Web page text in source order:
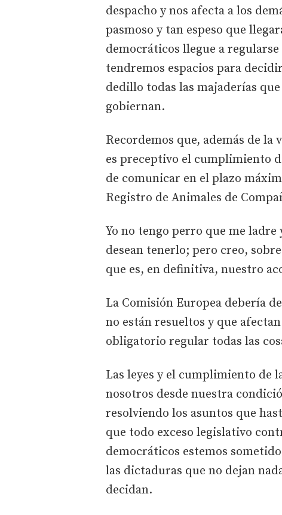
despacho y nos afecta a los
pasmoso y tan espeso que
democráticos llegue a
tendremos espacios para
dedillo todas las majaderías
gobiernan.
Recordemos que, además de
es preceptivo el cumplimiento
de comunicar en el plazo
Registro de Animales de
Yo no tengo perro que me
desean tenerlo; pero creo,
que es, en definitiva, nuestro
La Comisión Europea debería
no están resueltos y que
obligatorio regular todas las
Las leyes y el cumplimiento de
nosotros desde nuestra
resolviendo los asuntos que
que todo exceso legislativo
democráticos estemos
las dictaduras que no dejan
decidan.